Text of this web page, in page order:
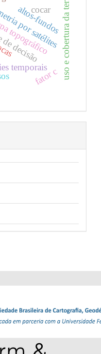
decisão
por satélites
topográfico uso e cobertura da terra
temporais
altos-fundos
cocar
fator c